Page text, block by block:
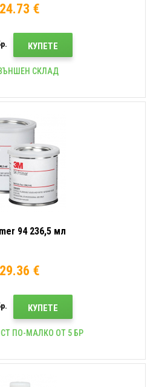
24.73 €
КУПЕТЕ
СКЛАД
94 236,5 мл
29.36 €
КУПЕТЕ
ПО-МАЛКО ОТ 5 БР